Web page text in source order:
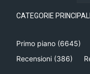
CATEGORIE PRINCIPALI
Primo piano (6645)
Recensioni (386)